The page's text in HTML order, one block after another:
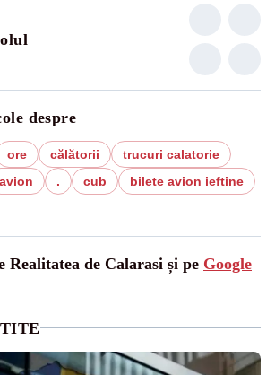
despre
ore călătorii
trucuri calatorie
avion . cub
bilete avion ieftine
Realitatea de Calarasi și pe Google